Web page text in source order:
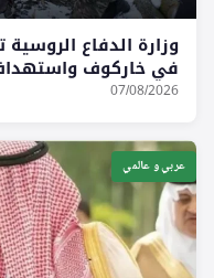
وزارة الدفاع
في خاركوف
07/08/2026
عربي و عالمي